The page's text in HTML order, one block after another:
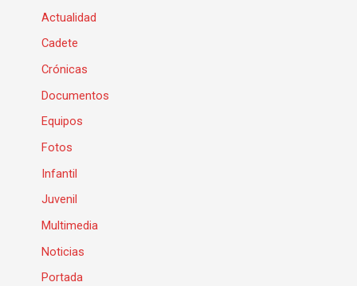
Actualidad
Cadete
Crónicas
Documentos
Equipos
Fotos
Infantil
Juvenil
Multimedia
Noticias
Portada